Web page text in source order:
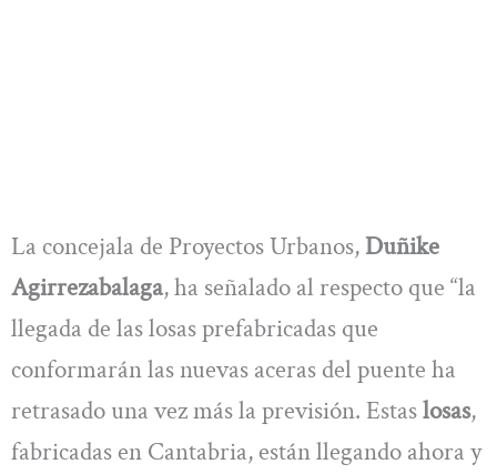
La concejala de Proyectos Urbanos, Duñike
Agirrezabalaga, ha señalado al respecto que “la
llegada de las losas prefabricadas que
conformarán las nuevas aceras del puente ha
retrasado una vez más la previsión. Estaslosas,
fabricadas en Cantabria, están llegando ahora y